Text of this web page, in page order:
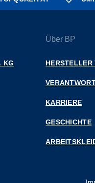
KG
Über BP
HERSTELLER
KARRIERE
GESCHICHTE